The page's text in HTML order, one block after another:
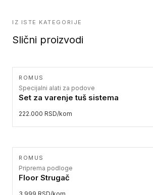
IZ ISTE KATEGORIJE
Slični proizvodi
ROMUS
Specijalni alati za podove
Set za varenje tuš sistema
222.000 RSD/kom
ROMUS
Priprema podloge
Floor Strugač